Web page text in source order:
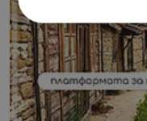
Строго
Строго